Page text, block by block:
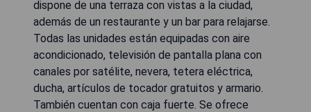
dispone de una terraza con vistas a la ciudad,
además de un restaurante y un bar para relajarse.
Todas las unidades están equipadas con aire
acondicionado, televisión de pantalla plana con
canales por satélite, nevera, tetera eléctrica,
ducha, artículos de tocador gratuitos y armario.
También cuentan con caja fuerte. Se ofrece